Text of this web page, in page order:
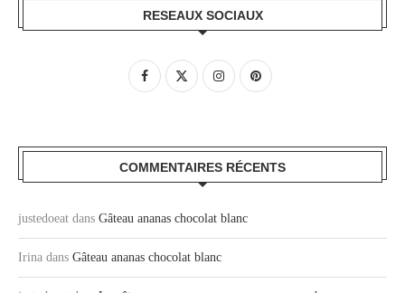
RESEAUX SOCIAUX
COMMENTAIRES RÉCENTS
justedoeat dans Gâteau ananas chocolat blanc
Irina dans Gâteau ananas chocolat blanc